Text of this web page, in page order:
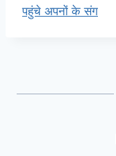
पहुंचे अपनों के संग